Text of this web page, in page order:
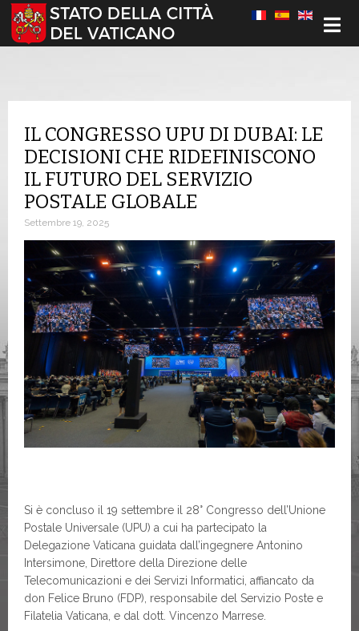
Seleziona la tua lingua
IL CONGRESSO UPU DI DUBAI: LE
DECISIONI CHE RIDEFINISCONO
IL FUTURO DEL SERVIZIO
POSTALE GLOBALE
Settembre 19, 2025
Si è concluso il 19 settembre il 28° Congresso dell’Unione
Postale Universale (UPU) a cui ha partecipato la
Delegazione Vaticana guidata dall’ingegnere Antonino
Intersimone, Direttore della Direzione delle
Telecomunicazioni e dei Servizi Informatici, affiancato da
don Felice Bruno (FDP), responsabile del Servizio Poste e
Filatelia Vaticana, e dal dott. Vincenzo Marrese.